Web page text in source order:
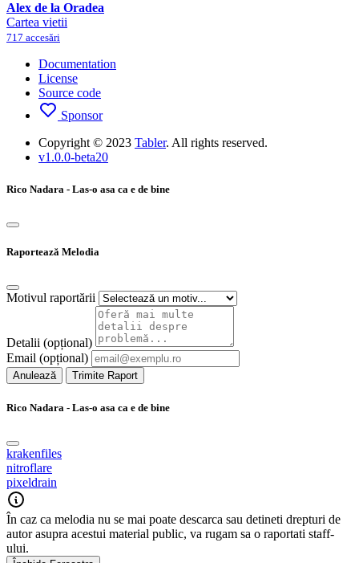
Alex de la Oradea
Cartea vietii
717 accesări
Documentation
License
Source code
Sponsor
Copyright © 2023 Tabler. All rights reserved.
v1.0.0-beta20
Rico Nadara - Las-o asa ca e de bine
Raportează Melodia
Motivul raportării
Detalii (opțional)
Email (opțional)
Anulează Trimite Raport
Rico Nadara - Las-o asa ca e de bine
krakenfiles
nitroflare
pixeldrain
În caz ca melodia nu se mai poate descarca sau detineti drepturi de
autor asupra acestui material public, va rugam sa o raportati staff-
ului.